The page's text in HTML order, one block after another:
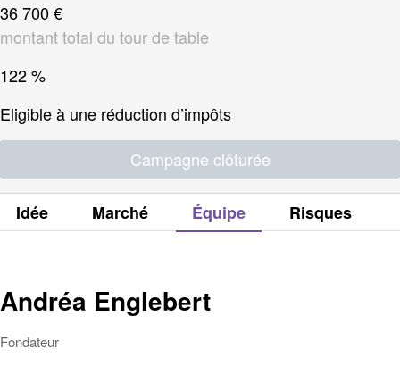
36 700 €
montant total du tour de table
122 %
Eligible à une réduction d’impôts
Campagne clôturée
Idée Marché Équipe Risques
Andréa Englebert
Fondateur